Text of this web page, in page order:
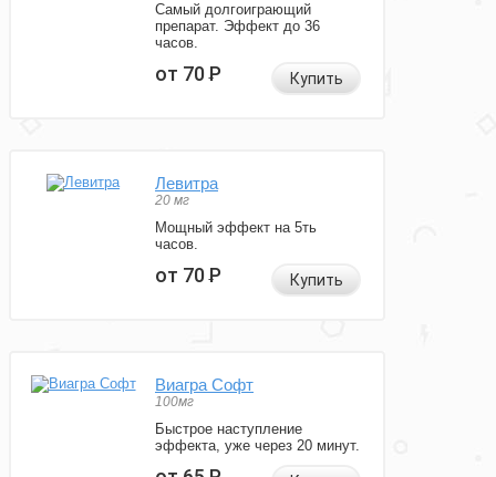
Самый долгоиграющий
препарат. Эффект до 36
часов.
от 70Р Купить
Левитра
20 мг
Мощный эффект на 5ть
часов.
от 70Р Купить
Виагра Софт
100мг
Быстрое наступление
эффекта, уже через 20 минут.